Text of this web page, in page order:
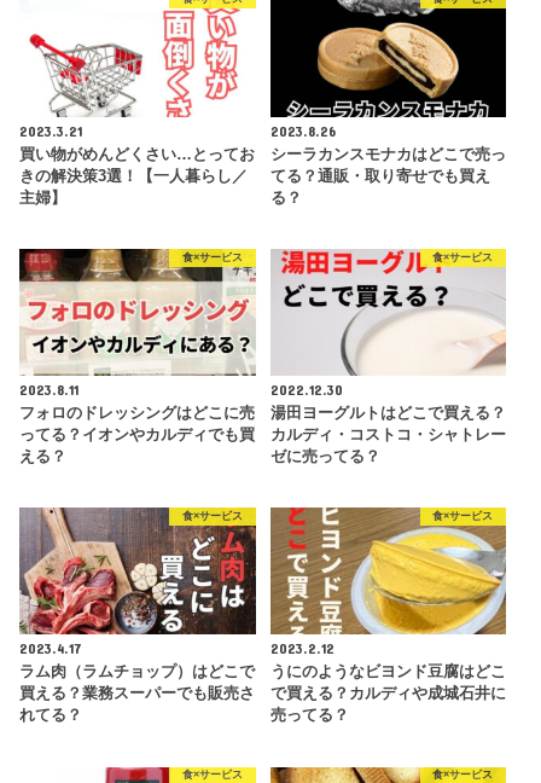
2023.3.21
買い物がめんどくさい…とってお
きの解決策3選！【一人暮らし／
主婦】
2023.8.26
シーラカンスモナカはどこで売っ
てる？通販・取り寄せでも買え
る？
食×サービス
2023.8.11
フォロのドレッシングはどこに売
ってる？イオンやカルディでも買
える？
食×サービス
2022.12.30
湯田ヨーグルトはどこで買える？
カルディ・コストコ・シャトレー
ゼに売ってる？
食×サービス
2023.4.17
ラム肉（ラムチョップ）はどこで
買える？業務スーパーでも販売さ
れてる？
食×サービス
2023.2.12
うにのようなビヨンド豆腐はどこ
で買える？カルディや成城石井に
売ってる？
食×サービス 食×サービス